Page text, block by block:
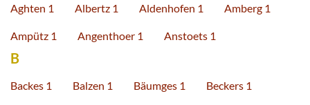
Aghten 1 Albertz 1 Aldenhofen 1 Amberg 1
Ampütz 1 Angenthoer 1 Anstoets 1
B
Backes 1 Balzen 1 Bäumges 1 Beckers 1